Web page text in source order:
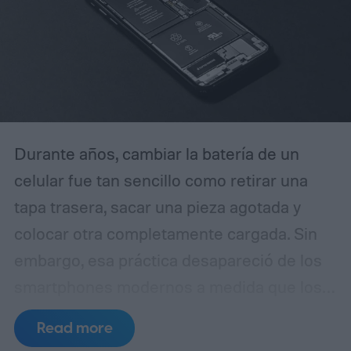
Durante años, cambiar la batería de un
celular fue tan sencillo como retirar una
tapa trasera, sacar una pieza agotada y
colocar otra completamente cargada. Sin
fabricantes apostaron por diseños más
delgados, cuerpos de vidrio y metal,
Read more